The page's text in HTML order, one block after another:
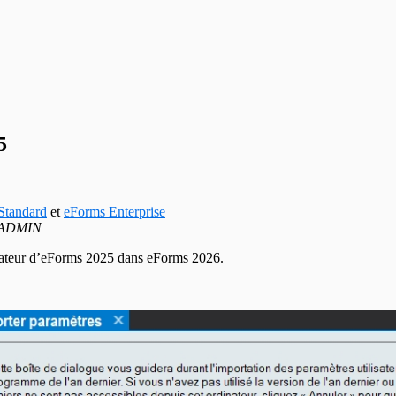
et eForms Enterprise
d’eForms 2025 dans eForms 2026.